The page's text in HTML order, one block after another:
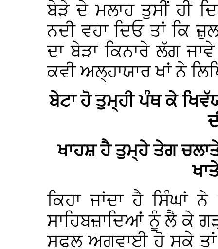
ਬੇੜੇ ਦੇ ਮਲਾਹ ਤੁਸੀਂ ਹੀ
ਨਦੀ ਵਹਾ ਦਿਓ ਤਾਂ ਕਿ
ਦਾ ਬੇੜਾ ਕਿਨਾਰੇ ਲੱਗ
ਕਵੀ ਅਲ੍ਹਾਯਾਰ ਖਾਂ ਨੇ
ਬੇਟਾ ਹੋ ਤੁਮ੍ਹੀ ਪੰਥ ਕੇ
ਖਾਹਸ਼ ਹੈ ਤੁਮ੍ਹੇ ਤੇਗ
ਕਿਹਾ ਜਾਂਦਾ ਹੈ ਸਿੰਘਾਂ
ਸਾਹਿਬਜ਼ਾਦਿਆਂ ਨੂੰ ਲੈ ਕੇ
ਸਫਲ ਅਗਵਾਈ ਹੋ ਸਕੇ